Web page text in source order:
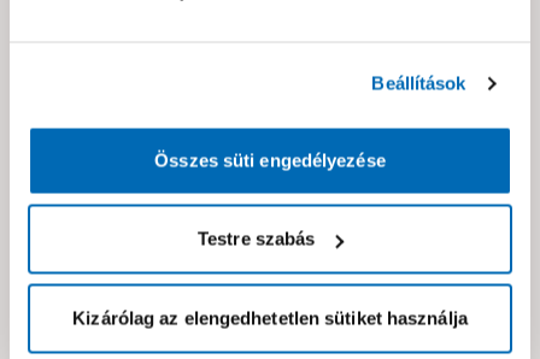
Beállítások
Összes süti engedélyezése
Testre szabás
Kizárólag az elengedhetetlen sütiket használja
Neked ajánljuk!